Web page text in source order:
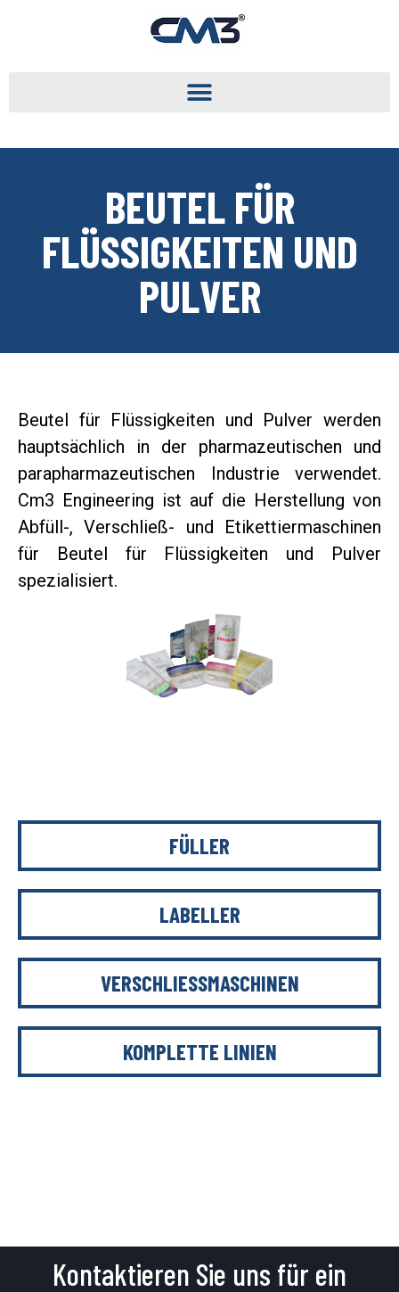
BEUTEL FÜR
FLÜSSIGKEITEN UND
PULVER
Beutel für Flüssigkeiten und Pulver werden
hauptsächlich in der pharmazeutischen und
parapharmazeutischen Industrie verwendet.
Cm3 Engineering ist auf die Herstellung von
Abfüll-, Verschließ- und Etikettiermaschinen
für Beutel für Flüssigkeiten und Pulver
spezialisiert.
FÜLLER
LABELLER
VERSCHLIESSMASCHINEN
KOMPLETTE LINIEN
Kontaktieren Sie uns für ein